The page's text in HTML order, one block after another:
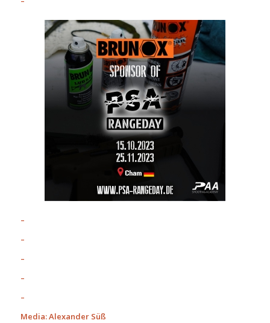
–
–
–
–
–
Media: Alexander Süß